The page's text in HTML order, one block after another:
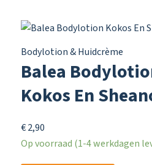
Bodylotion & Huidcrème
Balea
Kokos En
€2,90
Op voorraad (1-4 werkdagen